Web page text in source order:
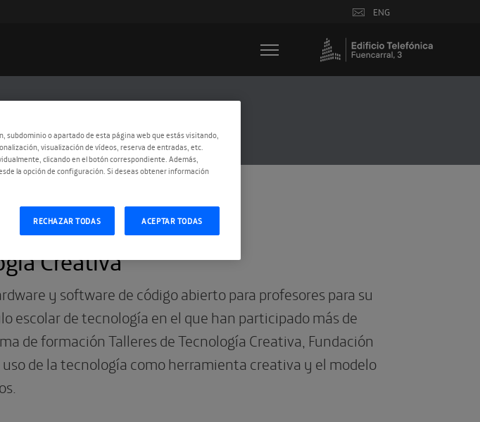
ENG
Creativa
y software de código abierto para profesores para su
escolar de tecnología en el que han participado más de
de formación Talleres de Tecnología Creativa, Fundación
de la tecnología como herramienta creativa y el modelo
subdominio o apartado de esta página web que estás visitando,
visualización de vídeos, reserva de entradas, etc.
clicando en el botón correspondiente. Además,
la opción de configuración. Si deseas obtener información
RECHAZAR TODAS ACEPTAR TODAS